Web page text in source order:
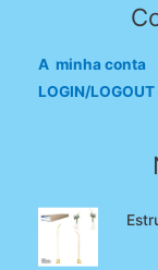
A minha conta
LOGIN/LOGOUT